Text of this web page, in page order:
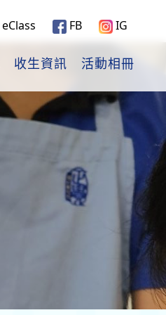
eClass FB IG
收生資訊 活動相冊